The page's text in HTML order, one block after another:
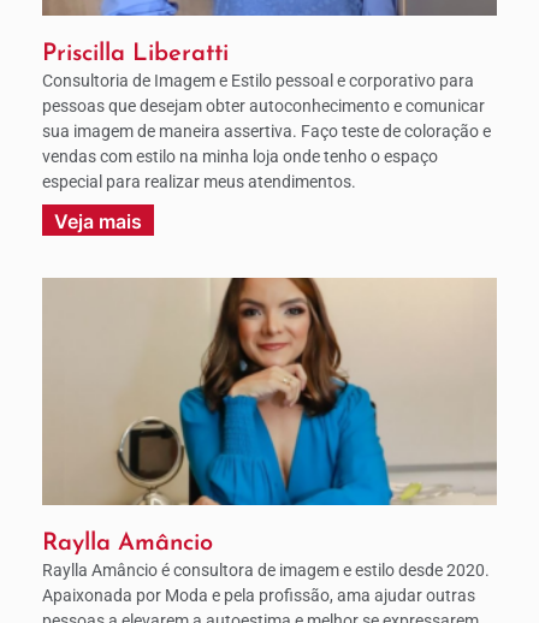
Priscilla Liberatti
Consultoria de Imagem e Estilo pessoal e corporativo para
pessoas que desejam obter autoconhecimento e comunicar
sua imagem de maneira assertiva. Faço teste de coloração e
vendas com estilo na minha loja onde tenho o espaço
especial para realizar meus atendimentos.
Veja mais
Raylla Amâncio
Raylla Amâncio é consultora de imagem e estilo desde 2020.
Apaixonada por Moda e pela profissão, ama ajudar outras